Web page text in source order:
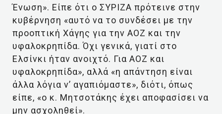
Ένωση». Είπε ότι ο ΣΥΡΙΖΑ πρότεινε στην
κυβέρνηση «αυτό να το συνδέσει με την
προοπτική Χάγης για την ΑΟΖ και την
υφαλοκρηπίδα. Όχι γενικά, γιατί στο
Ελσίνκι ήταν ανοιχτό. Για ΑΟΖ και
υφαλοκρηπίδα», αλλά «η απάντηση είναι
άλλα λόγια ν’ αγαπιόμαστε», διότι, όπως
είπε, «ο κ. Μητσοτάκης έχει αποφασίσει να
μην ασχοληθεί».